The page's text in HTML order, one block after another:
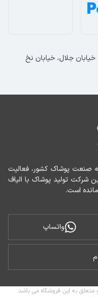
است.
واتساپ
خیابان جلال، خیابان نخ
به این فروشگاه می باشد.